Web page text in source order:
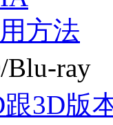
方法
ray
3D版